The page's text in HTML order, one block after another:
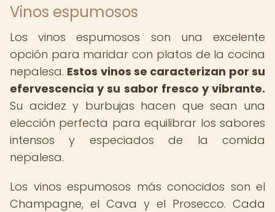
Vinos espumosos
Los vinos espumosos son una excelente
opción para maridar con platos de la cocina
nepalesa. Estos vinos se caracterizan por su
efervescencia y su sabor fresco y vibrante.
Su acidez y burbujas hacen que sean una
elección perfecta para equilibrar los sabores
intensos y especiados de la comida
nepalesa.
Los vinos espumosos más conocidos son el
Champagne, el Cava y el Prosecco. Cada